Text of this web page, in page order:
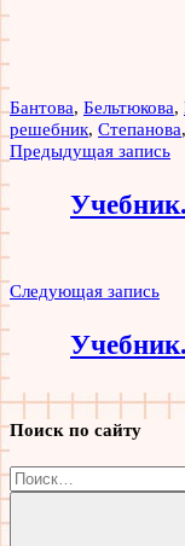
Бантова, Бельтюкова,
решебник, Степанова,
Навигация
по
записям
Предыдущая запись
Следующая запись
Поиск по сайту
Найти: